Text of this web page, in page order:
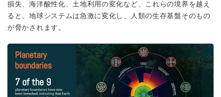
損失、海洋酸性化、土地利用の変化など、これらの境界を越え
ると、地球システムは急激に変化し、人類の生存基盤そのもの
が脅かされます。